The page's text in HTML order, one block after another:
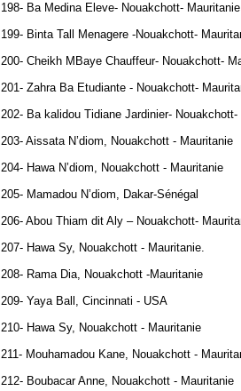
198- Ba Medina Eleve- Nouakchott- Mauritanie
199- Binta Tall Menagere -Nouakchott-
200- Cheikh MBaye Chauffeur- Nouakchott-
201- Zahra Ba Etudiante - Nouakchott-
202- Ba kalidou Tidiane Jardinier- Nouakchott-
203- Aissata N’diom, Nouakchott - Mauritanie
204- Hawa N’diom, Nouakchott - Mauritanie
205- Mamadou N’diom, Dakar-Sénégal
206- Abou Thiam dit Aly – Nouakchott-
207- Hawa Sy, Nouakchott - Mauritanie.
208- Rama Dia, Nouakchott -Mauritanie
209- Yaya Ball, Cincinnati - USA
210- Hawa Sy, Nouakchott - Mauritanie
211- Mouhamadou Kane, Nouakchott -
212- Boubacar Anne, Nouakchott - Mauritanie